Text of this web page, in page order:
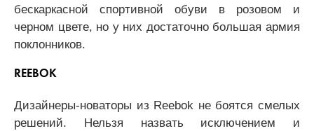
бескаркасной спортивной обуви в розовом и
черном цвете, но у них достаточно большая армия
поклонников.
REEBOK
Дизайнеры-новаторы из Reebok не боятся смелых
решений. Нельзя назвать исключением и